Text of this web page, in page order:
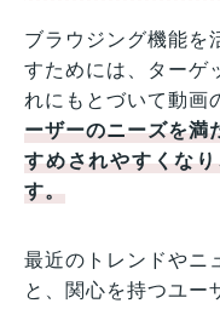
ブラウジング機能を
すためには、ターゲ
れにもとづいて動画
ーザーのニーズを満
すめされやすくな
す。
最近のトレンドやニ
と、関心を持つユー